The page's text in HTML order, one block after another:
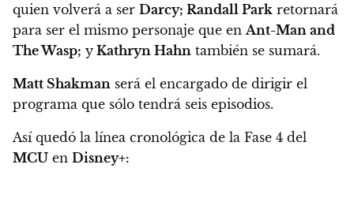
quien volverá a ser Darcy; Randall Park retornará
para ser el mismo personaje que en Ant-Man and
The Wasp; y Kathryn Hahn también se sumará.
Matt Shakman será el encargado de dirigir el
programa que sólo tendrá seis episodios.
Así quedó la línea cronológica de la Fase 4 del
MCU en Disney+: